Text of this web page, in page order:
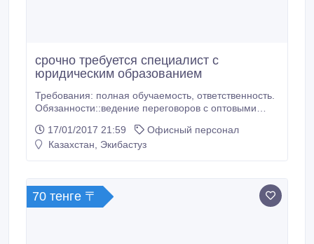
срочно требуется специалист с
юридическим образованием
Требования: полная обучаемость, ответственность.
Обязанности::ведение переговоров с оптовыми
контрактов, договоров, организация роста и
контроль , координация работы сотрудников.
17/01/2017 21:59
Офисный персонал
Казахстан, Экибастуз
70 тенге 〒